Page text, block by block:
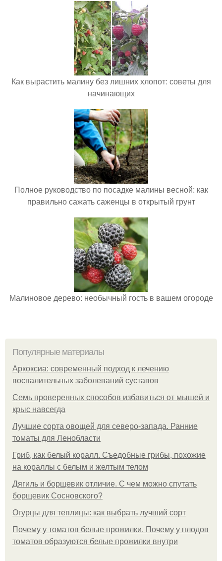
Как вырастить малину без лишних хлопот: советы для
начинающих
Полное руководство по посадке малины весной: как
правильно сажать саженцы в открытый грунт
Малиновое дерево: необычный гость в вашем огороде
Популярные материалы
Аркоксиа: современный подход к лечению
воспалительных заболеваний суставов
Семь проверенных способов избавиться от мышей и
крыс навсегда
Лучшие сорта овощей для северо-запада. Ранние
томаты для Ленобласти
Гриб, как белый коралл. Съедобные грибы, похожие
на кораллы с белым и желтым телом
Дягиль и борщевик отличие. С чем можно спутать
борщевик Сосновского?
Огурцы для теплицы: как выбрать лучший сорт
Почему у томатов белые прожилки. Почему у плодов
томатов образуются белые прожилки внутри